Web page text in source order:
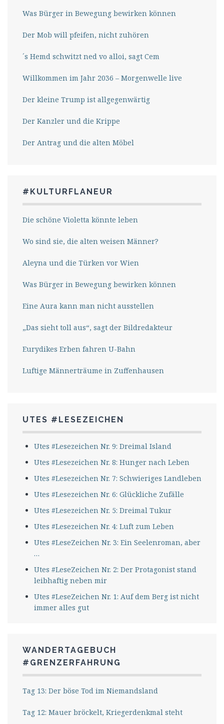
Was Bürger in Bewegung bewirken können
Der Mob will pfeifen, nicht zuhören
´s Hemd schwitzt ned vo alloi, sagt Cem
Willkommen im Jahr 2036 – Morgenwelle live
Der kleine Trump ist allgegenwärtig
Der Kanzler und die Krippe
Der Antrag und die alten Möbel
#KULTURFLANEUR
Die schöne Violetta könnte leben
Wo sind sie, die alten weisen Männer?
Aleyna und die Türken vor Wien
Was Bürger in Bewegung bewirken können
Eine Aura kann man nicht ausstellen
„Das sieht toll aus“, sagt der Bildredakteur
Eurydikes Erben fahren U-Bahn
Luftige Männerträume in Zuffenhausen
UTES #LESEZEICHEN
Utes #Lesezeichen Nr. 9: Dreimal Island
Utes #Lesezeichen Nr. 8: Hunger nach Leben
Utes #Lesezeichen Nr. 7: Schwieriges Landleben
Utes #Lesezeichen Nr. 6: Glückliche Zufälle
Utes #Lesezeichen Nr. 5: Dreimal Tukur
Utes #Lesezeichen Nr. 4: Luft zum Leben
Utes #LeseZeichen Nr. 3: Ein Seelenroman, aber
…
Utes #LeseZeichen Nr. 2: Der Protagonist stand
leibhaftig neben mir
Utes #LeseZeichen Nr. 1: Auf dem Berg ist nicht
immer alles gut
WANDERTAGEBUCH
#GRENZERFAHRUNG
Tag 13: Der böse Tod im Niemandsland
Tag 12: Mauer bröckelt, Kriegerdenkmal steht